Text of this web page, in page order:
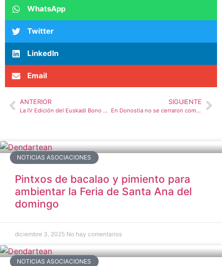
WhatsApp
Twitter
LinkedIn
Email
ANTERIOR
La IV Edición del Euskadi Bono Denda inyectará 5 millones de euros para reforzar las ventas del comercio minorista de Euskadi
SIGUIENTE
En Donostia no se cerraron comercios en agosto y se anunciaron cinco aperturas
NOTICIAS ASOCIACIONES
Pintxos de bacalao y pimiento para
ambientar la Feria de Santa Ana del
domingo
diciembre 3, 2025 No hay comentarios
NOTICIAS ASOCIACIONES